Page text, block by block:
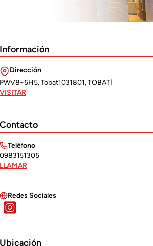
Información
Dirección
PWV8+5H5, Tobatí 031801, TOBATÍ
VISITAR
Contacto
Teléfono
0983151305
LLAMAR
Redes Sociales
Ubicación